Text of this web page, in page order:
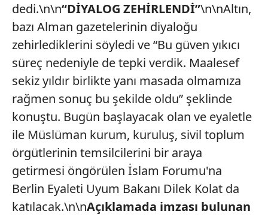
dedi.\n\n“DİYALOG ZEHİRLENDİ”\n\nAltın,
bazı Alman gazetelerinin diyaloğu
zehirlediklerini söyledi ve “Bu güven yıkıcı
süreç nedeniyle de tepki verdik. Maalesef
sekiz yıldır birlikte yanı masada olmamıza
rağmen sonuç bu şekilde oldu” şeklinde
konuştu. Bugün başlayacak olan ve eyaletle
ile Müslüman kurum, kuruluş, sivil toplum
örgütlerinin temsilcilerini bir araya
getirmesi öngörülen İslam Forumu'na
Berlin Eyaleti Uyum Bakanı Dilek Kolat da
katılacak.\n\nAçıklamada imzası bulunan